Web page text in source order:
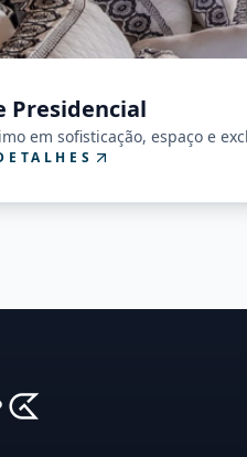
Presidencial
em sofisticação, espaço e